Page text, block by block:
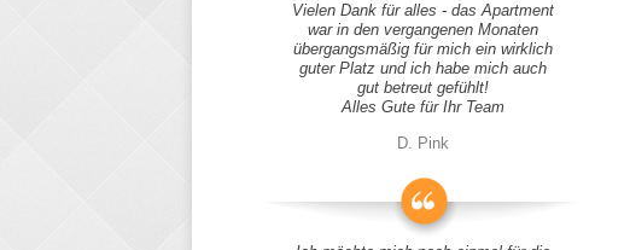
Vielen Dank für alles - das Apartment
war in den vergangenen Monaten
übergangsmäßig für mich ein wirklich
guter Platz und ich habe mich auch
gut betreut gefühlt!
Alles Gute für Ihr Team
D. Pink